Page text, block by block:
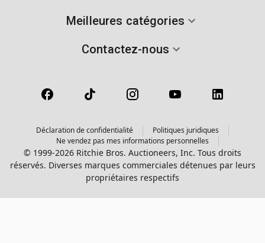
Meilleures catégories
Contactez-nous
Déclaration de confidentialité
Politiques juridiques
Ne vendez pas mes informations personnelles
© 1999-2026 Ritchie Bros. Auctioneers, Inc. Tous droits
réservés. Diverses marques commerciales détenues par leurs
propriétaires respectifs